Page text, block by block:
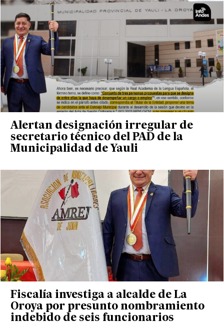
Alertan designación irregular de
secretario técnico del PAD de la
Municipalidad de Yauli
Fiscalía investiga a alcalde de La
Oroya por presunto nombramiento
indebido de seis funcionarios